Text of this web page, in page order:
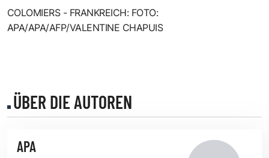
COLOMIERS - FRANKREICH: FOTO:
APA/APA/AFP/VALENTINE CHAPUIS
ÜBER DIE AUTOREN
APA